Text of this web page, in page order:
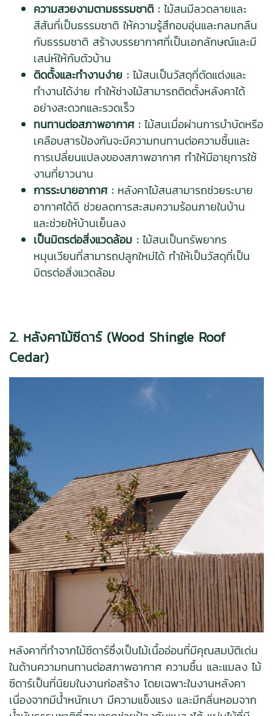
ความสวยงามตามธรรมชาติ : ไม้สนมีลวดลายและ
สีสันที่เป็นธรรมชาติ ให้ความรู้สึกอบอุ่นและกลมกลืน
กับธรรมชาติ สร้างบรรยากาศที่เป็นเอกลักษณ์และมี
เสน่ห์ให้กับตัวบ้าน
ติดตั้งและทำงานง่าย : ไม้สนเป็นวัสดุที่ตัดแต่งและ
ทำงานได้ง่าย ทำให้ช่างไม้สามารถติดตั้งหลังคาได้
อย่างสะดวกและรวดเร็ว
ทนทานต่อสภาพอากาศ : ไม้สนเมื่อผ่านการบำบัดหรือ
เคลือบสารป้องกันจะมีความทนทานต่อความชื้นและ
การเปลี่ยนแปลงของสภาพอากาศ ทำให้มีอายุการใช้
งานที่ยาวนาน
การระบายอากาศ : หลังคาไม้สนสามารถช่วยระบาย
อากาศได้ดี ช่วยลดการสะสมความร้อนภายในบ้าน
และช่วยให้บ้านเย็นลง
เป็นมิตรต่อสิ่งแวดล้อม : ไม้สนเป็นทรัพยากร
หมุนเวียนที่สามารถปลูกใหม่ได้ ทำให้เป็นวัสดุที่เป็น
มิตรต่อสิ่งแวดล้อม
2. หลังคาไม้ซีดาร์ (Wood Shingle Roof
Cedar)
หลังคาที่ทำจากไม้ซีดาร์ซึ่งเป็นไม้เนื้ออ่อนที่มีคุณสมบัติเด่น
ในด้านความทนทานต่อสภาพอากาศ ความชื้น และแมลง ไม้
ซีดาร์เป็นที่นิยมในงานก่อสร้าง โดยเฉพาะในงานหลังคา
เนื่องจากมีน้ำหนักเบา มีความแข็งแรง และมีกลิ่นหอมจาก